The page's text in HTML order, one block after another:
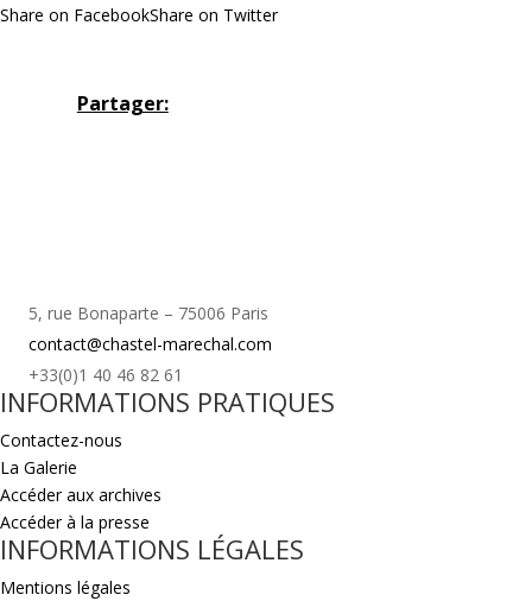
Share on FacebookShare on Twitter
Partager:
5, rue Bonaparte – 75006 Paris
contact@chastel-marechal.com
+33(0)1 40 46 82 61
INFORMATIONS PRATIQUES
Contactez-nous
La Galerie
Accéder aux archives
Accéder à la presse
INFORMATIONS LÉGALES
Mentions légales